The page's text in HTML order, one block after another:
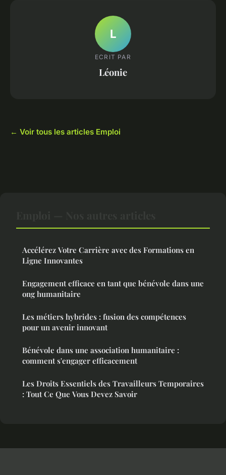
L
ECRIT PAR
Léonie
← Voir tous les articles Emploi
Accélérez Votre Carrière avec des Formations en
Ligne Innovantes
Engagement efficace en tant que bénévole dans une
ong humanitaire
Les métiers hybrides : fusion des compétences
pour un avenir innovant
Bénévole dans une association humanitaire :
comment s'engager efficacement
Les Droits Essentiels des Travailleurs Temporaires
: Tout Ce Que Vous Devez Savoir